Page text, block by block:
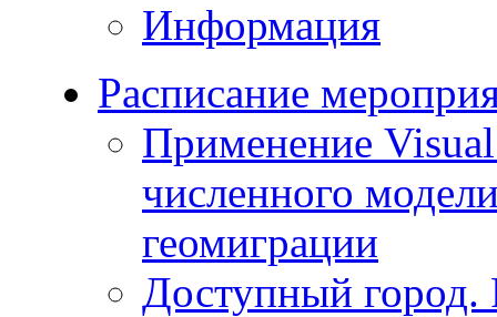
Информация
Расписание
Применение
численного
геомиграции
Доступный